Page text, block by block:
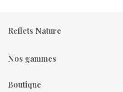
Reflets Nature
Nos gammes
Boutique